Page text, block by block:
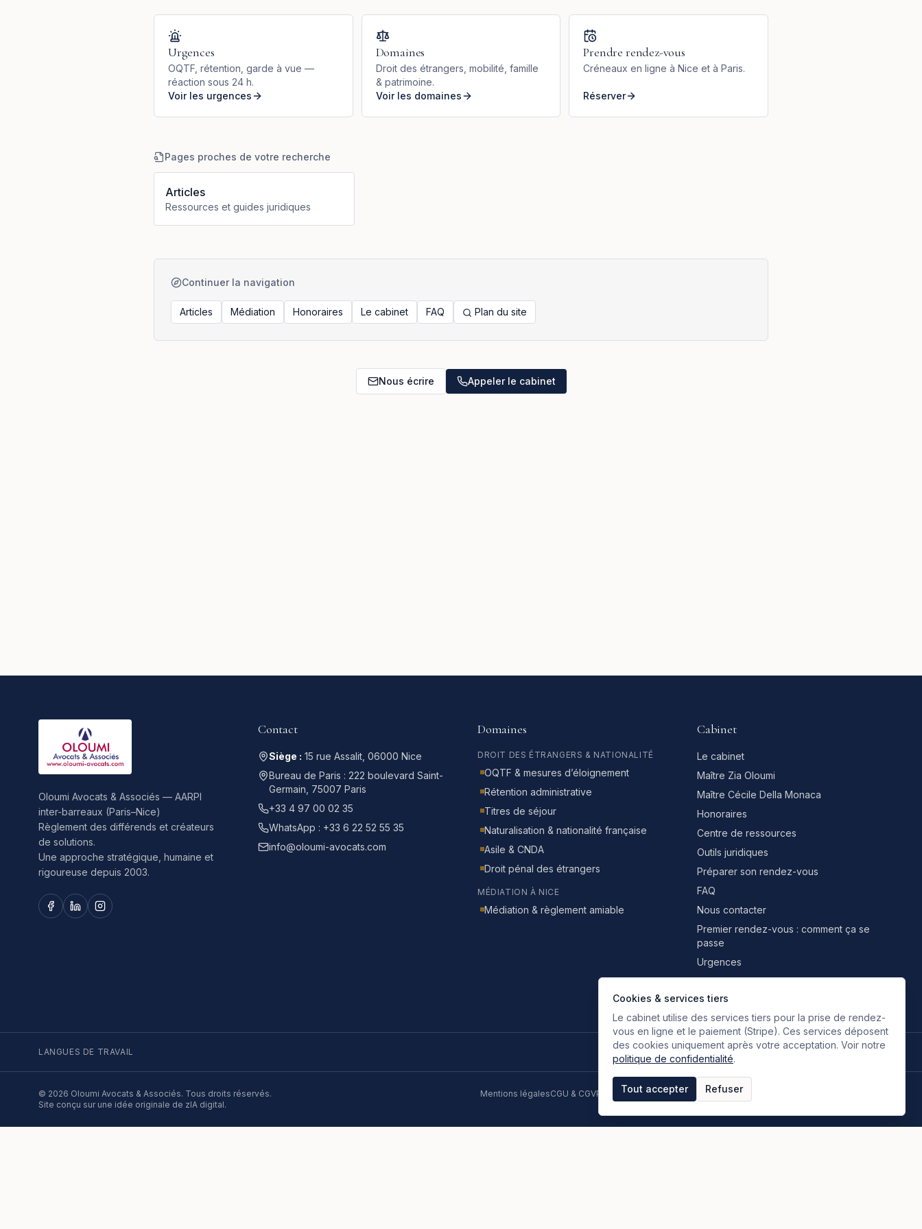
Cookies & services tiers
Le cabinet utilise des services tiers pour la prise de rendez-
vous en ligne et le paiement (Stripe). Ces services déposent
des cookies uniquement après votre acceptation. Voir notre
politique de confidentialité.
Tout accepter Refuser
Urgences
OQTF, rétention, garde à vue —
réaction sous 24 h.
Voir les urgences
Domaines
Droit des étrangers, mobilité, famille
& patrimoine.
Voir les domaines
Prendre rendez-vous
Créneaux en ligne à Nice et à Paris.
Réserver
Pages proches de votre recherche
Articles
Ressources et guides juridiques
Continuer la navigation
Articles Médiation Honoraires Le cabinet FAQ Plan du site
Nous écrire Appeler le cabinet
Oloumi Avocats & Associés — AARPI
inter-barreaux (Paris–Nice)
Règlement des différends et créateurs
de solutions.
Une approche stratégique, humaine et
rigoureuse depuis 2003.
Contact
Siège : 15 rue Assalit, 06000 Nice
Bureau de Paris : 222 boulevard Saint-
Germain, 75007 Paris
+33 4 97 00 02 35
WhatsApp : +33 6 22 52 55 35
info@oloumi-avocats.com
Domaines
DROIT DES ÉTRANGERS & NATIONALITÉ
OQTF & mesures d’éloignement
Rétention administrative
Titres de séjour
Naturalisation & nationalité française
Asile & CNDA
Droit pénal des étrangers
MÉDIATION À NICE
Médiation & règlement amiable
Cabinet
Le cabinet
Maître Zia Oloumi
Maître Cécile Della Monaca
Honoraires
Centre de ressources
Outils juridiques
Préparer son rendez-vous
FAQ
Nous contacter
Premier rendez-vous : comment ça se
passe
Urgences
Professionnels & partenaires
LANGUES DE TRAVAIL 🇫🇷
Français
FR 🇬🇧
AnglaisEN 🇮🇹IT🇪🇸ES🇷🇺 RU🇮🇷FA
© 2026 Oloumi Avocats & Associés. Tous droits réservés.
Site conçu sur une idée originale de zIA digital.
Mentions légalesCGU & CGVPolitique de confidentialité Espace clients